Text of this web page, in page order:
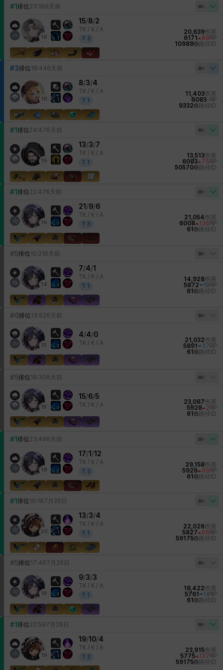
#1 排位23:166天前
19 1
15/8/2
TK / K / A
T 2
20,639伤害
6171
88 RP
10989
路径ID
#3排位18:446天前
19 1
8/3/4
TK / K / A
T 1
11,403伤害
6083- RP
9332
路径ID
#1 排位24:476天前
19 1
13/3/7
TK / K / A
T 1
13,513伤害
6083
75 RP
50570
路径ID
#1 排位22:476天前
19 1
21 /9/6
TK / K / A
T 3
21,054伤害
6008
136 RP
61
路径ID
#5排位10:21 6天前
14 1
7/4/1
TK / K / A
T 1
14,928伤害
5872
19 RP
61
路径ID
#6排位13:526天前
15 1
4/4/0
TK / K / A 21,032伤害
5891
37 RP
61
路径ID
#5排位19:306天前
18 1
15/6/5
TK / K / A 23,087伤害
5928
2 RP
61
路径ID
#1 排位23:496天前
19 2
17/1 /12
TK / K / A
T 2
29,158伤害
5926
99 RP
61
路径ID
#1 排位19:187月26日
20 1
13/3/4
TK / K / A
T 1
22,026伤害
5827
66 RP
59175
路径ID
#5排位17:467月26日
18 1
9/3/3
TK / K / A
T 1
18,422伤害
5761
14 RP
61
路径ID
#1 排位22:597月26日
19 1
19/10/4
TK / K / A
T 2
23,915伤害
5775
137 RP
59175
路径ID